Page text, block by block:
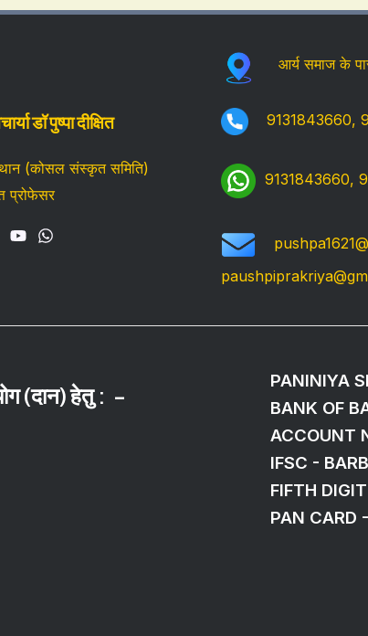
डॉ पुष्पा दीक्षित
(कोसल संस्कृत समिति)
प्रोफेसर
आर्य समाज के
9131843660,
9131843660,
(दान) हेतु : -
PANINIYA
BANK OF
ACCOUNT
IFSC -
FIFTH
PAN CARD